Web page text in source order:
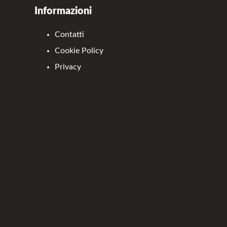
Informazioni
Contatti
Cookie Policy
Privacy